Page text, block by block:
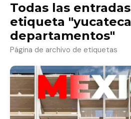
Todas las
etiqueta "yucateca
departamentos"
Página de archivo de etiquetas